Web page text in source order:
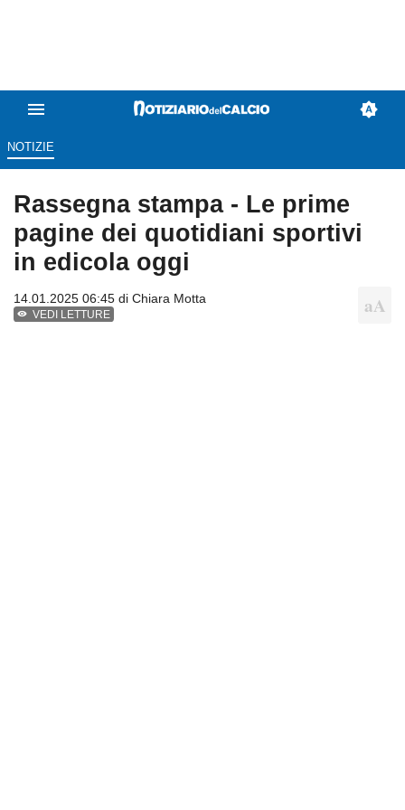
NOTIZIE
Rassegna stampa - Le prime
pagine dei quotidiani sportivi
in edicola oggi
14.01.2025 06:45 di Chiara Motta
VEDI LETTURE